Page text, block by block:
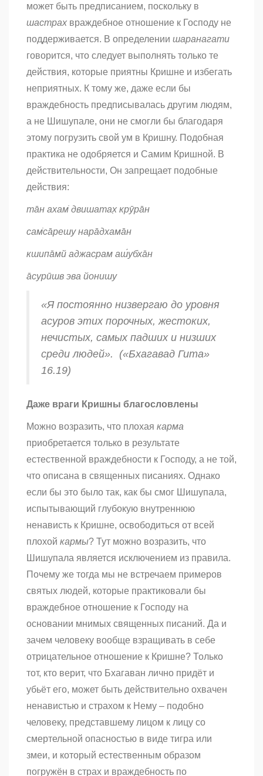
может быть предписанием, поскольку в
шастрах враждебное отношение к Господу не
поддерживается. В определении шаранагати
говорится, что следует выполнять только те
действия, которые приятны Кришне и избегать
неприятных. К тому же, даже если бы
враждебность предписывалась другим людям,
а не Шишупале, они не смогли бы благодаря
этому погрузить свой ум в Кришну. Подобная
практика не одобряется и Самим Кришной. В
действительности, Он запрещает подобные
действия:
та̄н ахам̇ двишатах̣ крӯра̄н
сам̇са̄решу нара̄дхама̄н
кшипа̄мй аджасрам аш́убха̄н
а̄сурӣшв эва йонишу
«Я постоянно низвергаю до уровня
асуров этих порочных, жестоких,
нечистых, самых падших и низших
среди людей». («Бхагавад Гита»
16.19)
Даже враги Кришны благословлены
Можно возразить, что плохая карма
приобретается только в результате
естественной враждебности к Господу, а не той,
что описана в священных писаниях. Однако
если бы это было так, как бы смог Шишупала,
испытывающий глубокую внутреннюю
ненависть к Кришне, освободиться от всей
плохой кармы? Тут можно возразить, что
Шишупала является исключением из правила.
Почему же тогда мы не встречаем примеров
святых людей, которые практиковали бы
враждебное отношение к Господу на
основании мнимых священных писаний. Да и
зачем человеку вообще взращивать в себе
отрицательное отношение к Кришне? Только
тот, кто верит, что Бхагаван лично придёт и
убьёт его, может быть действительно охвачен
ненавистью и страхом к Нему – подобно
человеку, представшему лицом к лицу со
смертельной опасностью в виде тигра или
змеи, и который естественным образом
погружён в страх и враждебность по